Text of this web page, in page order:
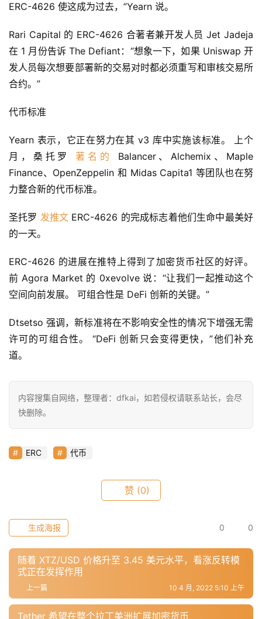
页
信
仰
r
9
9
常
用
工
推
ERC-4626 使这成为过去，”Yearn 说。
Rari Capital 的 ERC-4626 合著者兼开发人员 Jet Jadeja
在 1 月份告诉 The Defiant：“想象一下，如果 Uniswap 开
发人员每次想要部署新的交易对时都必须重写和审核交易所
合约。”
代币标准
Yearn 表示，它正在努力在其 v3 库中实施该标准。 上个
月，桑托罗 著名的
Balancer、Alchemix、Maple
Finance、OpenZeppelin 和 Midas Capita1 等团队也在努
力整合新的代币标准。
圣托罗 发推文 ERC-4626 的完成标志着他们生命中最美好
的一天。
ERC-4626 的进展在推特上得到了加密货币社区的好评。
前 Agora Market 的 0xevolve 说：“让我们一起推动这个
空间向前发展。 可组合性是 DeFi 创新的关键。”
Dtsetso 强调，新标准将在不影响安全性的情况下增强无需
许可的可组合性。 “DeFi 创新只会变得更快，”他们补充
道。
内容搜集自网络，整理者：dfkai，如若侵权请联系站长，会尽
快删除。
ERC 代币
赞 (0)
0 0
生成海报
随着 XTZ/USD 价格升至 3.45 美元水平，看涨反转模
式正在发挥作用
上一篇 10 4 月, 2022 5:10 上午
Tether 希望在整个拉丁美洲扩展加密货币